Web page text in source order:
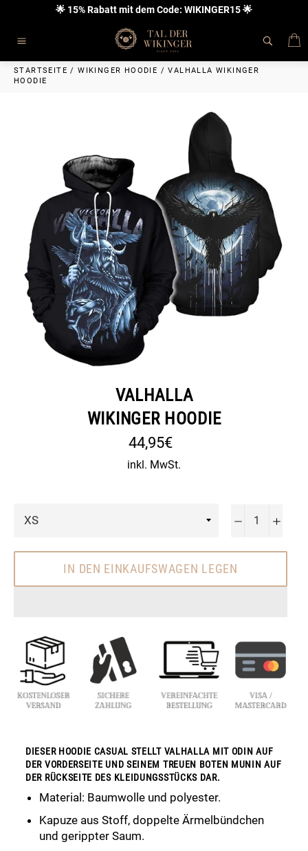
Inhalt
🌟 15% Rabatt mit dem Code: WIKINGER15 🌟
STARTSEITE /WIKINGER HOODIE /VALHALLA WIKINGER
HOODIE
VALHALLA
WIKINGER HOODIE
Normaler
Preis
44,95€
inkl. MwSt.
− +
IN DEN EINKAUFSWAGEN LEGEN
DIESER HOODIE CASUAL STELLT VALHALLA MIT ODIN AUF
DER VORDERSEITE UND SEINEM TREUEN BOTEN MUNIN AUF
DER RÜCKSEITE DES KLEIDUNGSSTÜCKS DAR.
Material: Baumwolle und polyester.
Kapuze aus Stoff, doppelte Ärmelbündchen
und gerippter Saum.